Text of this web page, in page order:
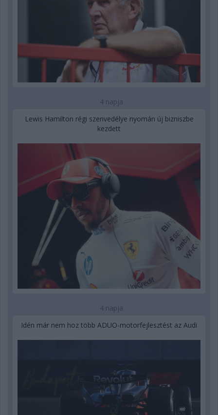
4 napja
Lewis Hamilton régi szenvedélye nyomán új bizniszbe
kezdett
4 napja
Idén már nem hoz több ADUO-motorfejlesztést az Audi